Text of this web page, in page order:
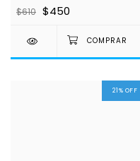
$610 $450
21 % OFF